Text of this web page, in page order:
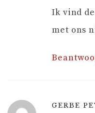
Ik vind
met ons
GERBE